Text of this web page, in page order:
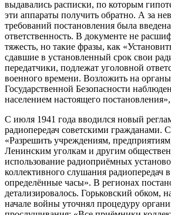
выдавались расписки, по которым
эти аппараты получить обратно. А за
требований постановления была
ответственность. В документе не
тяжесть, но такие фразы, как
сдавшие в установленный срок свои
передатчики, подлежат уголовной
военного времени. Возложить на
Государственной Безопасности
населением настоящего
С июля 1941 года вводился новый
радиопередач советскими гражданами.
«Разрешить учреждениям,
Ленинским уголкам и другим
использование радиоприёмных
коллективного слушания радиопередач
определённые часы». В регионах
детализировалось. Горьковский обком,
начале войны уточнял процедуру